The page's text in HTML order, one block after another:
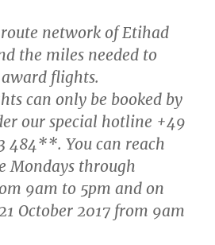
network of Etihad
the miles needed to
flights.
can only be booked by
our special hotline +49
484**. You can reach
Mondays through
9am to 5pm and on
October 2017 from 9am